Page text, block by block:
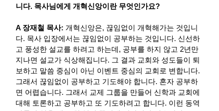
니다. 목사님에게 개혁신앙이란 무엇인가요?
A 장재철 목사: 개혁신앙은, 끊임없이 개혁해가는 것입니
다. 목사 입장에서는 끊임없이 공부하는 것입니다. 신선하
고 풍성한 설교를 하려고 하는데, 공부를 하지 않고 2년만
지나면 설교가 식상해집니다. 그 결과 교회와 성도들이 퇴
보하고 말씀 중심이 아닌 이벤트 중심의 교회로 변합니다.
그래서 끊임없이 공부하고 기도해야 합니다. 혼자 공부하
면 어렵습니다. 그래서 교제 그룹을 만들어 신학과 교회에
대해 토론하고 공부하고 또 기도하려고 합니다. 이런 동역